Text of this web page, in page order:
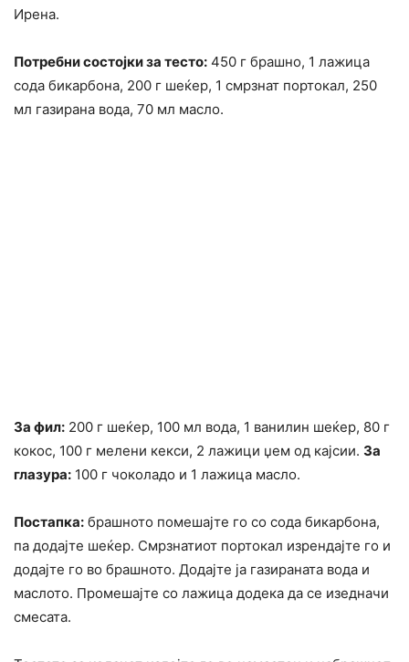
Ирена.
Потребни состојки за тесто: 450 г брашно, 1 лажица
сода бикарбона, 200 г шеќер, 1 смрзнат портокал, 250
мл газирана вода, 70 мл масло.
За фил: 200 г шеќер, 100 мл вода, 1 ванилин шеќер, 80 г
кокос, 100 г мелени кекси, 2 лажици џем од кајсии. За
глазура: 100 г чоколадо и 1 лажица масло.
Постапка: брашното помешајте го со сода бикарбона,
па додајте шеќер. Смрзнатиот портокал изрендајте го и
додајте го во брашното. Додајте ја газираната вода и
маслото. Промешајте со лажица додека да се изедначи
смесата.